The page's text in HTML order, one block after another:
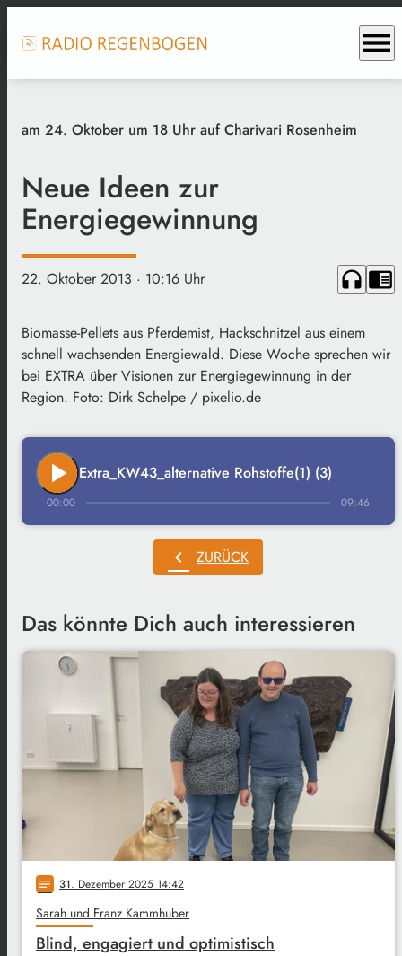
menu
am 24. Oktober um 18 Uhr auf Charivari Rosenheim
Neue Ideen zur
Energiegewinnung
22. Oktober 2013 · 10:16 Uhr headphones chrome_reader_mode
Biomasse-Pellets aus Pferdemist, Hackschnitzel aus einem
schnell wachsenden Energiewald. Diese Woche sprechen wir
bei EXTRA über Visionen zur Energiegewinnung in der
Region. Foto: Dirk Schelpe / pixelio.de
play_arrow Extra_KW43_alternative Rohstoffe(1) (3)
00:00 09:46
chevron_left ZURÜCK
Das könnte Dich auch interessieren
notes 31. Dezember 2025 14:42
Sarah und Franz Kammhuber
Blind, engagiert und optimistisch